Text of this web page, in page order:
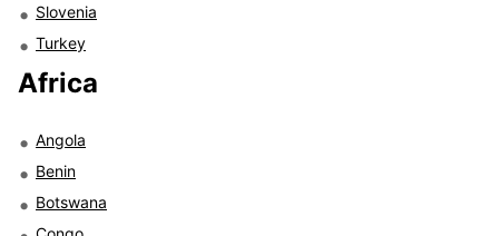
Slovenia
Turkey
Africa
Angola
Benin
Botswana